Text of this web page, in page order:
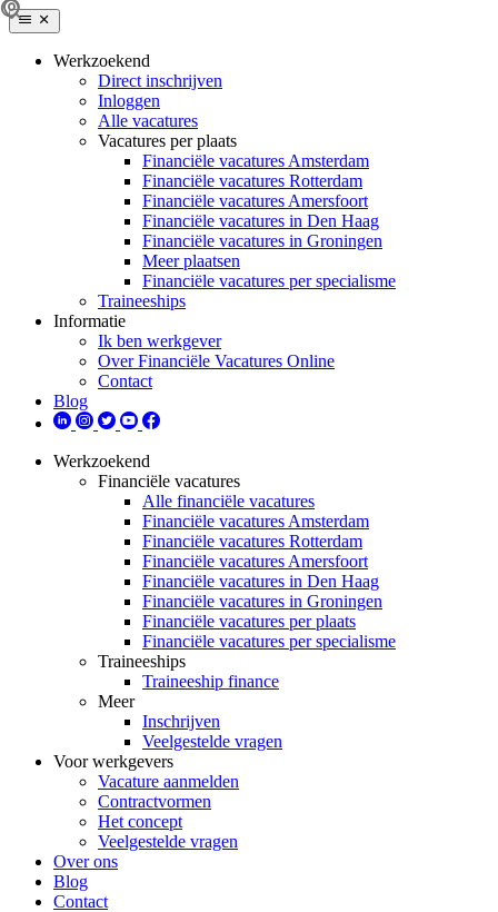
Werkzoekend
Direct inschrijven
Inloggen
Alle vacatures
Vacatures per plaats
Financiële vacatures Amsterdam
Financiële vacatures Rotterdam
Financiële vacatures Amersfoort
Financiële vacatures in Den Haag
Financiële vacatures in Groningen
Meer plaatsen
Financiële vacatures per specialisme
Traineeships
Informatie
Ik ben werkgever
Over Financiële Vacatures Online
Contact
Blog
Werkzoekend
Financiële vacatures
Alle financiële vacatures
Financiële vacatures Amsterdam
Financiële vacatures Rotterdam
Financiële vacatures Amersfoort
Financiële vacatures in Den Haag
Financiële vacatures in Groningen
Financiële vacatures per plaats
Financiële vacatures per specialisme
Traineeships
Traineeship finance
Meer
Inschrijven
Veelgestelde vragen
Voor werkgevers
Vacature aanmelden
Contractvormen
Het concept
Veelgestelde vragen
Over ons
Blog
Contact